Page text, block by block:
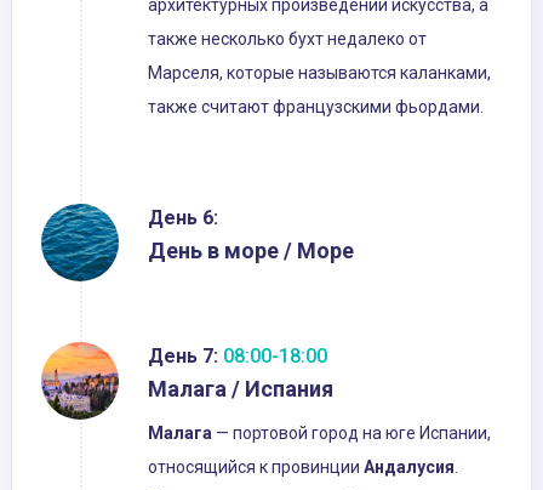
архитектурных произведений искусства, а
также несколько бухт недалеко от
Марселя, которые называются каланками,
также считают французскими фьордами.
День 6:
День в море / Море
День 7: 08:00-18:00
Малага / Испания
Малага — портовой город на юге Испании,
относящийся к провинции Андалусия.